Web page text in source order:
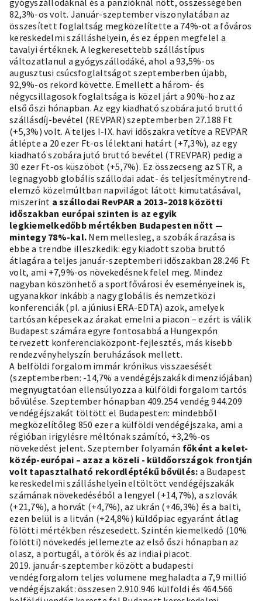
gyógyszállodáknál és a panzióknál nőtt, összességében
82,3%-os volt. Január-szeptember viszonylatában az
összesített foglaltság megközelítette a 74%-ot a főváros
kereskedelmi szálláshelyein, és ez éppen megfelel a
tavalyi értéknek. A legkeresettebb szállástípus
változatlanul a gyógyszállodáké, ahol a 93,5%-os
augusztusi csúcsfoglaltságot szeptemberben újabb,
92,9%-os rekord követte. Emellett a három- és
négycsillagosok foglaltsága is közel járt a 90%-hoz az
első őszi hónapban. Az egy kiadható szobára jutó bruttó
szállásdíj-bevétel (REVPAR) szeptemberben 27.188 Ft
(+5,3%) volt. A teljes I-IX. havi időszakra vetítve a REVPAR
átlépte a 20 ezer Ft-os lélektani határt (+7,3%), az egy
kiadható szobára jutó bruttó bevétel (TREVPAR) pedig a
30 ezer Ft-os küszöböt (+5,7%). Ez összecseng az STR, a
legnagyobb globális szállodai adat- és teljesítménytrend-
elemző közelmúltban napvilágot látott kimutatásával,
miszerint a szállodai RevPAR a 2013–2018 közötti
időszakban európai szinten is az egyik
legkiemelkedőbb mértékben Budapesten nőtt —
mintegy 78%-kal. Nem mellesleg, a szobák árazása is
ebbe a trendbe illeszkedik: egy kiadott szoba bruttó
átlagára a teljes január-szeptemberi időszakban 28.246 Ft
volt, ami +7,9%-os növekedésnek felel meg. Mindez
nagyban köszönhető a sportfővárosi év eseményeinek is,
ugyanakkor inkább a nagy globális és nemzetközi
konferenciák (pl. a júniusi ERA-EDTA) azok, amelyek
tartósan képesek az árakat emelni a piacon – ezért is válik
Budapest számára egyre fontosabbá a Hungexpón
tervezett konferenciaközpont-fejlesztés, más kisebb
rendezvényhelyszín beruházások mellett.
A belföldi forgalom immár krónikus visszaesését
(szeptemberben: -14,7% a vendégéjszakák dimenziójában)
megnyugtatóan ellensúlyozza a külföldi forgalom tartós
bővülése. Szeptember hónapban 409.254 vendég 944.209
vendégéjszakát töltött el Budapesten: mindebből
megközelítőleg 850 ezer a külföldi vendégéjszaka, ami a
régióban irigylésre méltónak számító, +3,2%-os
növekedést jelent. Szeptember folyamán főként a kelet-
közép-európai – azaz a közeli - küldőországok frontján
volt tapasztalható rekordléptékű bővülés: a Budapest
kereskedelmi szálláshelyein eltöltött vendégéjszakák
számának növekedéséből a lengyel (+14,7%), a szlovák
(+21,7%), a horvát (+4,7%), az ukrán (+46,3%) és a balti,
ezen belül is a litván (+24,8%) küldőpiac egyaránt átlag
fölötti mértékben részesedett. Szintén kiemelkedő (10%
fölötti) növekedés jellemezte az első őszi hónapban az
olasz, a portugál, a török és az indiai piacot.
2019. január-szeptember között a budapesti
vendégforgalom teljes volumene meghaladta a 7,9 millió
vendégéjszakát: összesen 2.910.946 külföldi és 464.566